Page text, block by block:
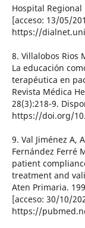
Hospital Regional
[acceso: 13/05/
https://
8. Villalobos Rios
La educación
terapéutica en
Revista Médica
28(3):218-9.
https://doi.org/
9. Val Jiménez A,
Fernández Ferré
patient
treatment and
Aten Primaria.
[acceso: 30/10/
https://